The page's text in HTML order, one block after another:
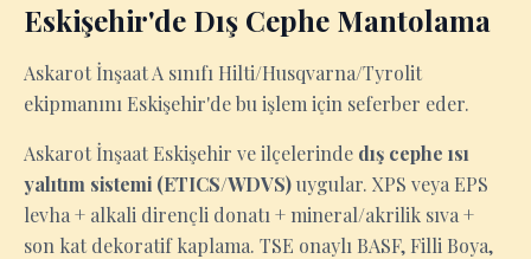
Eskişehir'de Dış Cephe Mantolama
Askarot İnşaat A sınıfı Hilti/Husqvarna/Tyrolit
ekipmanını Eskişehir'de bu işlem için seferber eder.
Askarot İnşaat Eskişehir ve ilçelerinde dış cephe ısı
yalıtım sistemi (ETICS/WDVS)uygular. XPS veya EPS
levha + alkali dirençli donatı + mineral/akrilik sıva +
son kat dekoratif kaplama. TSE onaylı BASF, Filli Boya,